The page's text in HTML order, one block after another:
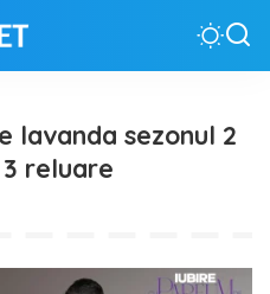
lavanda sezonul 2
reluare